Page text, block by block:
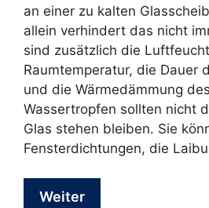
an einer zu kalten
allein verhindert das nicht
sind zusätzlich die
Raumtemperatur, die Dauer
und die Wärmedämmung
Wassertropfen sollten nicht
Glas stehen bleiben. Sie
Fensterdichtungen, die
Weiter